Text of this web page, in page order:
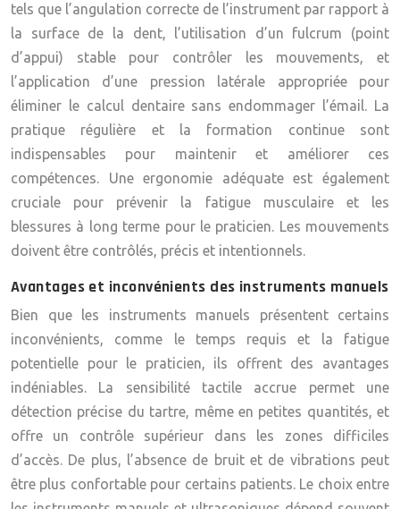
tels que l’angulation correcte de l’instrument par rapport à
la surface de la dent, l’utilisation d’un fulcrum (point
d’appui) stable pour contrôler les mouvements, et
l’application d’une pression latérale appropriée pour
éliminer le calcul dentaire sans endommager l’émail. La
pratique régulière et la formation continue sont
indispensables pour maintenir et améliorer ces
compétences. Une ergonomie adéquate est également
cruciale pour prévenir la fatigue musculaire et les
blessures à long terme pour le praticien. Les mouvements
doivent être contrôlés, précis et intentionnels.
Avantages et inconvénients des instruments manuels
Bien que les instruments manuels présentent certains
inconvénients, comme le temps requis et la fatigue
potentielle pour le praticien, ils offrent des avantages
indéniables. La sensibilité tactile accrue permet une
détection précise du tartre, même en petites quantités, et
offre un contrôle supérieur dans les zones difficiles
d’accès. De plus, l’absence de bruit et de vibrations peut
être plus confortable pour certains patients. Le choix entre